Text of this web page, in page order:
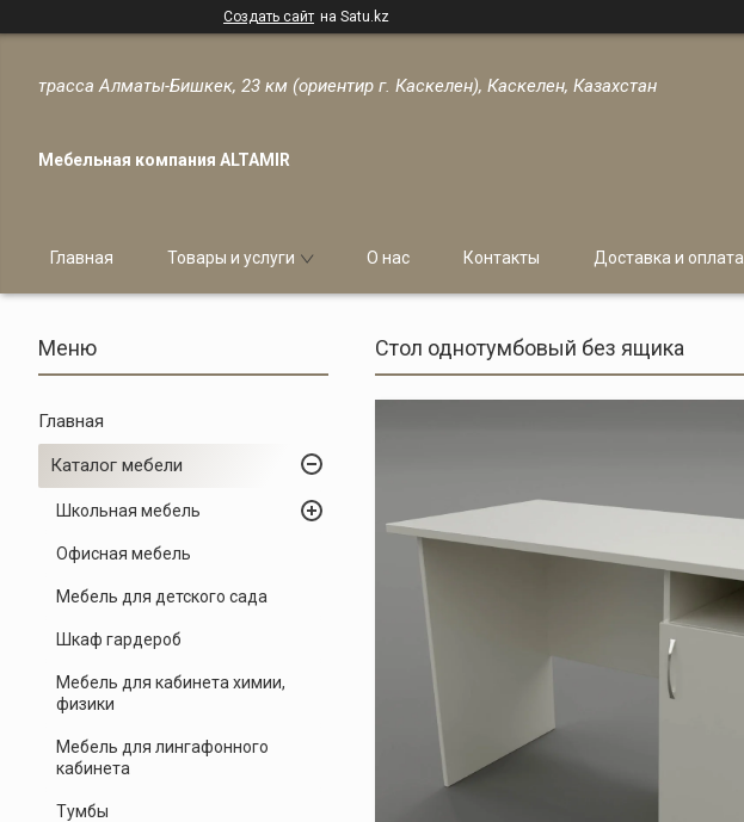
Создать сайт на Satu.kz
трасса Алматы-Бишкек, 23 км (ориентир г. Каскелен), Каскелен, Казахстан
Мебельная компания ALTAMIR
Главная Товары и услуги О нас Контакты Доставка и оплата
Главная
Каталог мебели
Школьная мебель
Офисная мебель
Мебель для детского сада
Шкаф гардероб
Мебель для кабинета химии,
физики
Мебель для лингафонного
кабинета
Тумбы
Стол однотумбовый без ящика